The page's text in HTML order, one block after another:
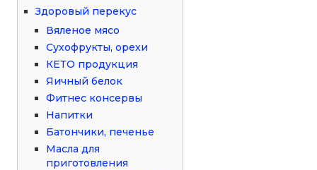
Здоровый перекус
Вяленое мясо
Сухофрукты, орехи
КЕТО продукция
Яичный белок
Фитнес консервы
Напитки
Батончики, печенье
Масла для
приготовления